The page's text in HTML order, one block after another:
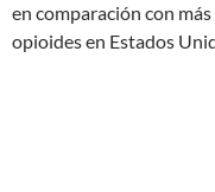
en comparación con
opioides en Estados